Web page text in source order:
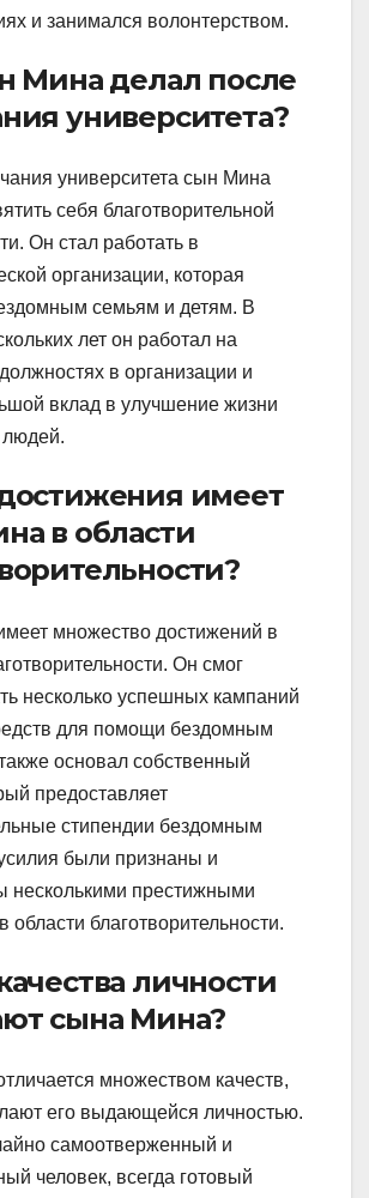
и занимался волонтерством.
Мина делал после
университета?
университета сын Мина
себя благотворительной
Он стал работать в
организации, которая
семьям и детям. В
лет он работал на
в организации и
вклад в улучшение жизни
имеет
в области
множество достижений в
Он смог
несколько успешных кампаний
для помощи бездомным
основал собственный
предоставляет
стипендии бездомным
были признаны и
несколькими престижными
области благотворительности.
личности
сына Мина?
множеством качеств,
его выдающейся личностью.
самоотверженный и
человек, всегда готовый